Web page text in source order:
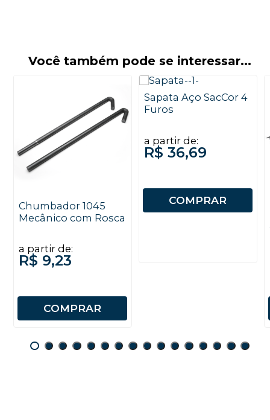
Você também pode se interessar...
Chumbador 1045
Mecânico com Rosca
a partir de:
R$ 9,23
COMPRAR
Sapata Aço SacCor 4
Furos
a partir de:
R$ 36,69
COMPRAR